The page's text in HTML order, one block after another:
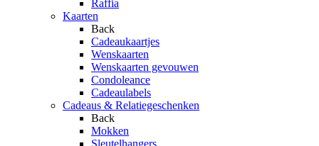
Raffia
Kaarten
Back
Cadeaukaartjes
Wenskaarten
Wenskaarten gevouwen
Condoleance
Cadeaulabels
Cadeaus & Relatiegeschenken
Back
Mokken
Sleutelhangers